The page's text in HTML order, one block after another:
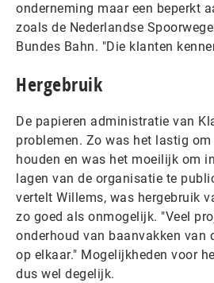
onderneming maar een beperkt
zoals de Nederlandse
Bundes Bahn. "Die klanten
Hergebruik
De papieren administratie van
problemen. Zo was het lastig
houden en was het moeilijk om
lagen van de organisatie te
vertelt Willems, was hergebruik
zo goed als onmogelijk. "Veel
onderhoud van baanvakken van
op elkaar." Mogelijkheden voor
dus wel degelijk.